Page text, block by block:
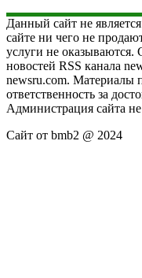
Данный сайт не
сайте ни чего не
услуги не оказываются.
новостей RSS канала
newsru.com. Материалы
ответственность за
Администрация сайта не
Сайт от bmb2 @ 2024